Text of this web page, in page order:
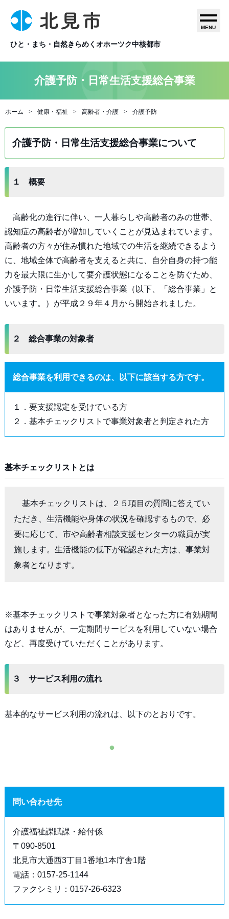
ひと・まち・自然きらめくオホーツク中核都市
MENU
介護予防・日常生活支援総合事業
ホーム 健康・福祉 高齢者・介護 介護予防
介護予防・日常生活支援総合事業について
１ 概要
高齢化の進行に伴い、一人暮らしや高齢者のみの世帯、
認知症の高齢者が増加していくことが見込まれています。
高齢者の方々が住み慣れた地域での生活を継続できるよう
に、地域全体で高齢者を支えると共に、自分自身の持つ能
力を最大限に生かして要介護状態になることを防ぐため、
介護予防・日常生活支援総合事業（以下、「総合事業」と
いいます。）が平成２９年４月から開始されました。
２ 総合事業の対象者
総合事業を利用できるのは、以下に該当する方です。
１．要支援認定を受けている方
２．基本チェックリストで事業対象者と判定された方
基本チェックリストとは
基本チェックリストは、２５項目の質問に答えてい
ただき、生活機能や身体の状況を確認するもので、必
要に応じて、市や高齢者相談支援センターの職員が実
施します。生活機能の低下が確認された方は、事業対
象者となります。
※基本チェックリストで事業対象者となった方に有効期間
はありませんが、一定期間サービスを利用していない場合
など、再度受けていただくことがあります。
３ サービス利用の流れ
基本的なサービス利用の流れは、以下のとおりです。
問い合わせ先
介護福祉課賦課・給付係
〒090-8501
北見市大通西3丁目1番地1本庁舎1階
電話：0157-25-1144
ファクシミリ：0157-26-6323